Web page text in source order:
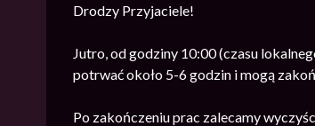
Drodzy Przyjaciele!
Jutro, od godziny 10:00 (czasu
potrwać około 5-6 godzin i mogą
Po zakończeniu prac zalecamy